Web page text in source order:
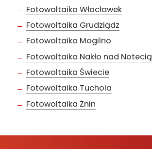
Fotowoltaika Włocławek
Fotowoltaika Grudziądz
Fotowoltaika Mogilno
Fotowoltaika Nakło nad Notecią
Fotowoltaika Świecie
Fotowoltaika Tuchola
Fotowoltaika Żnin